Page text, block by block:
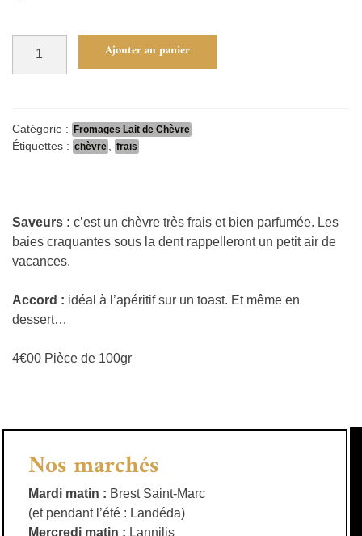
Ajouter au panier
Catégorie : Fromages Lait de Chèvre
Étiquettes : chèvre frais
Saveurs : c’est un chèvre très frais et bien parfumée. Les
baies craquantes sous la dent rappelleront un petit air de
vacances.
Accord : idéal à l’apéritif sur un toast. Et même en
dessert…
4€00 Pièce de 100gr
Nos marchés
Mardi matin : Brest Saint-Marc
(et pendant l’été : Landéda)
Mercredi matin : Lannilis